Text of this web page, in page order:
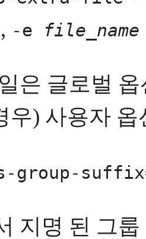
, -e file_name
은 글로벌
우) 사용자
group-
지명 된 그